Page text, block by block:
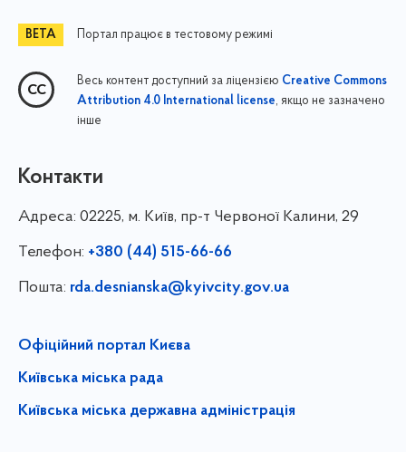
Портал працює в тестовому режимі
Весь контент доступний за ліцензією Creative Commons
Attribution 4.0 International license, якщо не зазначено
інше
Контакти
Адреса: 02225, м. Київ, пр-т Червоної Калини, 29
Телефон: +380 (44) 515-66-66
Пошта: rda.desnianska@kyivcity.gov.ua
Офіційний портал Києва
Київська міська рада
Київська міська державна адміністрація